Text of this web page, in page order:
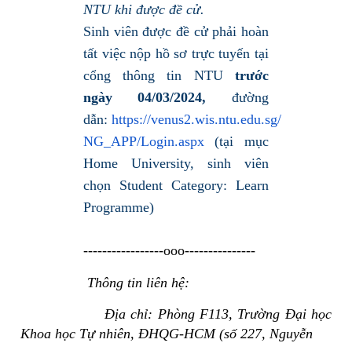
NTU khi được đề cử.
Sinh viên được đề cử phải hoàn
tất việc nộp hồ sơ trực tuyến tại
cổng thông tin NTUtrước
ngày 04/03/2024, đường
dẫn:https://venus2.wis.ntu.edu.sg/
NG_APP/Login.aspx (tại mục
Home University, sinh viên
chọn Student Category: Learn
Programme)
-----------------ooo---------------
Thông tin liên hệ:
Địa chỉ: Phòng F113, Trường Đại học
Khoa học Tự nhiên, ĐHQG-HCM (số 227, Nguyễn